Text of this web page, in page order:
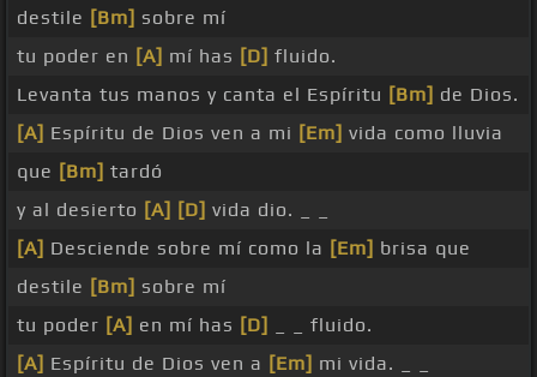
destile [Bm] sobre mí
tu poder en [A] mí has [D] fluido.
Levanta tus manos y canta el Espíritu [Bm] de Dios.
[A] Espíritu de Dios ven a mi [Em] vida como lluvia
que [Bm] tardó
y al desierto [A] [D] vida dio. _ _
[A] Desciende sobre mí como la [Em] brisa que
destile [Bm] sobre mí
tu poder [A] en mí has [D]
_ _ fluido.
[A] Espíritu de Dios ven a [Em] mi vida. _ _